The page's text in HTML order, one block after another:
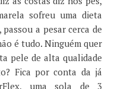
sofreu uma dieta
a pesar cerca de
é tudo. Ninguém quer
pele de alta qualidade
Fica por conta da já
uma sola de 3